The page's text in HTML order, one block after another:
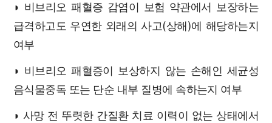
◗ 비브리오 패혈증 감염이 보험 약관에서 보장하는
급격하고도 우연한 외래의 사고(상해)에 해당하는지
여부
◗ 비브리오 패혈증이 보상하지 않는 손해인 세균성
음식물중독 또는 단순 내부 질병에 속하는지 여부
◗ 사망 전 뚜렷한 간질환 치료 이력이 없는 상태에서